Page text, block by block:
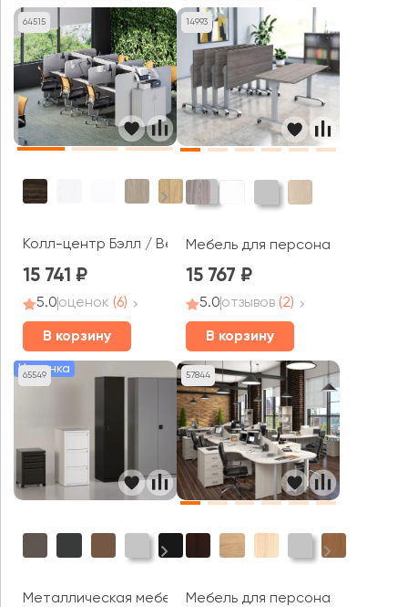
64515
Колл-центр Бэлл / Bell
15 741
5.0оценок (6)
В корзину
14993
Мебель для персонала
15 767
5.0отзывов (2)
В корзину
65549
Новинка
Металлическая мебель Рива Металл / Riva Metal
57844
Мебель для персонала